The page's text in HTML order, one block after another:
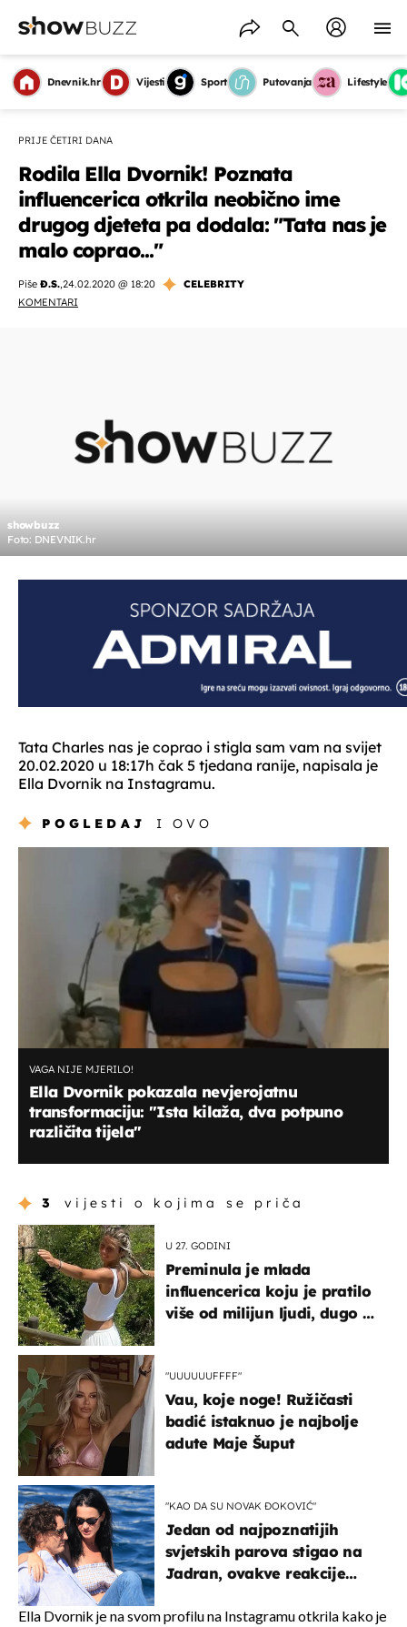
Dnevnik.hr Vijesti Sport Putovanja Lifestyle
PRIJE ČETIRI DANA
Rodila Ella Dvornik! Poznata
influencerica otkrila neobično ime
drugog djeteta pa dodala: "Tata nas je
malo coprao..."
Piše Đ.S.,24.02.2020 @ 18:20
CELEBRITY
KOMENTARI
showbuzz
Foto: DNEVNIK.hr
Tata Charles nas je coprao i stigla sam vam na svijet
20.02.2020 u 18:17h čak 5 tjedana ranije, napisala je
Ella Dvornik na Instagramu.
POGLEDAJ I OVO
VAGA NIJE MJERILO!
Ella Dvornik pokazala nevjerojatnu
transformaciju: "Ista kilaža, dva potpuno
različita tijela"
3 vijesti o kojima se priča
U 27. GODINI
Preminula je mlada
influencerica koju je pratilo
više od milijun ljudi, dugo se
"UUUUUUFFFF"
Vau, koje noge! Ružičasti
badić istaknuo je najbolje
adute Maje Šuput
"KAO DA SU NOVAK ĐOKOVIĆ"
Jedan od najpoznatijih
svjetskih parova stigao na
Jadran, ovakve reakcije
Ella Dvornik je na svom profilu na Instagramu otkrila kako je